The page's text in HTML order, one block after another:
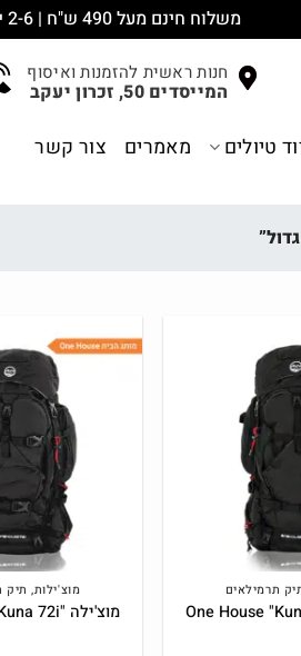
משלוח חינם מעל 490 ש"ח | 2-6 ימי אספקה
חנות ראשית להזמנות ואיסוף
המייסדים 50, זכרון יעקב
טיולים מאמרים צור קשר
תרמילאים מוצ'ילות, תיק
מוצ'ילה "One House "Kuna 72i